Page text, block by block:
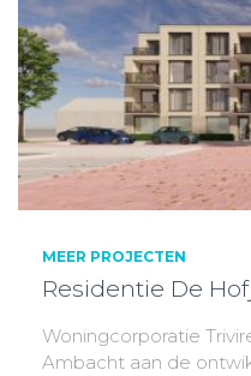
MEER PROJECTEN
Residentie De
Woningcorporatie
Ambacht aan de